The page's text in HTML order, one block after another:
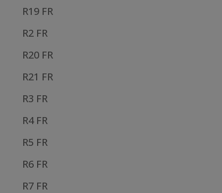
R19 FR
R2 FR
R20 FR
R21 FR
R3 FR
R4 FR
R5 FR
R6 FR
R7 FR